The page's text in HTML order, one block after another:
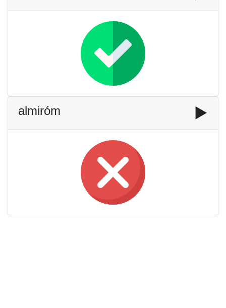
almiróm ▶️